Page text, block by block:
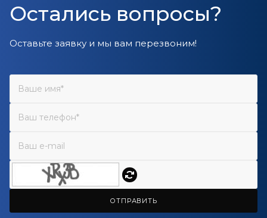
Остались вопросы?
Оставьте заявку и мы вам перезвоним!
ОТПРАВИТЬ